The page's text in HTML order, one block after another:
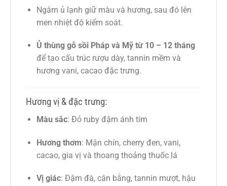
Ngâm ủ lạnh giữ màu và hương, sau đó lên
men nhiệt độ kiểm soát.
Ủ thùng gỗ sồi Pháp và Mỹ từ 10 – 12 tháng
để tạo cấu trúc rượu dày, tannin mềm và
hương vani, cacao đặc trưng.
Hương vị & đặc trưng:
Màu sắc: Đỏ ruby đậm ánh tím
Hương thơm: Mận chín, cherry đen, vani,
cacao, gia vị và thoang thoảng thuốc lá
Vị giác: Đậm đà, cân bằng, tannin mượt, hậu